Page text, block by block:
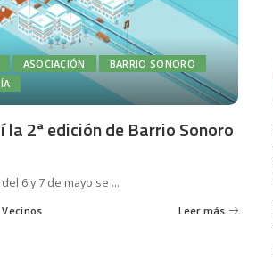
ASOCIACIÓN
BARRIO SONORO
la 2ª edición de Barrio Sonoro
6 y 7 de mayo se ...
Leer más